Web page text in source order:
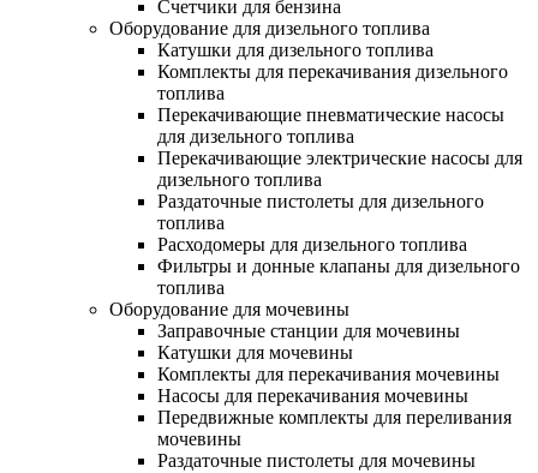
Счетчики для бензина
Оборудование для дизельного топлива
Катушки для дизельного топлива
Комплекты для перекачивания дизельного
топлива
Перекачивающие пневматические насосы
для дизельного топлива
Перекачивающие электрические насосы для
дизельного топлива
Раздаточные пистолеты для дизельного
топлива
Расходомеры для дизельного топлива
Фильтры и донные клапаны для дизельного
топлива
Оборудование для мочевины
Заправочные станции для мочевины
Катушки для мочевины
Комплекты для перекачивания мочевины
Насосы для перекачивания мочевины
Передвижные комплекты для переливания
мочевины
Раздаточные пистолеты для мочевины